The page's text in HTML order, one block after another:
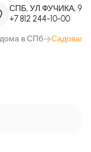
СПБ, УЛ.ФУЧИКА, 9
+7 812 244-10-00
в СПб Садовая